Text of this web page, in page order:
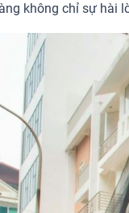
không chỉ sự hài